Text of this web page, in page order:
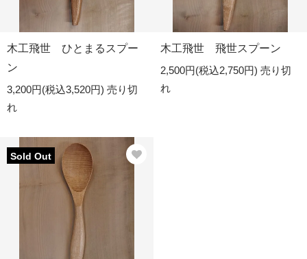
木工飛世 ひとまるスプー
ン
3,200円(税込3,520円) 売り切
れ
木工飛世 飛世スプーン
2,500円(税込2,750円) 売り切
れ
Sold Out